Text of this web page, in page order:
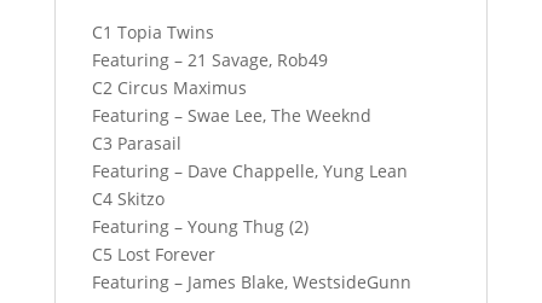
C1 Topia Twins
Featuring – 21 Savage, Rob49
C2 Circus Maximus
Featuring – Swae Lee, The Weeknd
C3 Parasail
Featuring – Dave Chappelle, Yung Lean
C4 Skitzo
Featuring – Young Thug (2)
C5 Lost Forever
Featuring – James Blake, WestsideGunn